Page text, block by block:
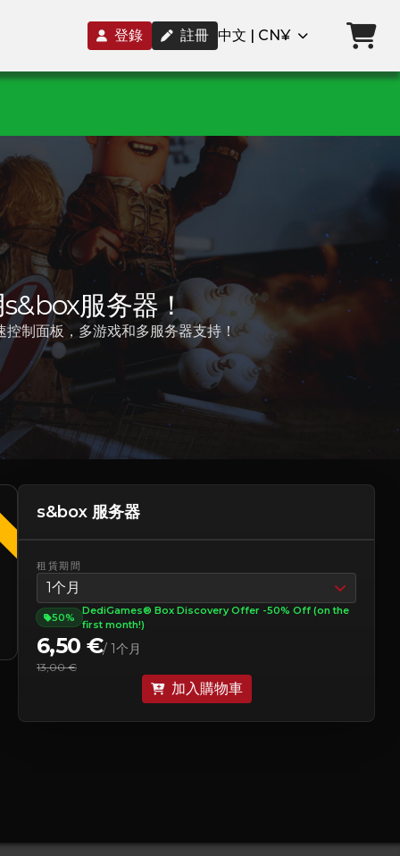
登錄 註冊 中文 | CN¥
服务器！
制面板，多游戏和多服务器支持！
s&box 服务器
租賃期間
1个月
50%
DediGames® Box Discovery Offer -50% Off (on the
first month!)
6,50 €/ 1个月
13,00 €
加入購物車